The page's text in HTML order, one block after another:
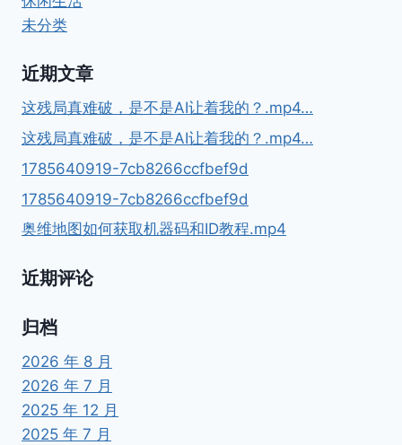
未分类
近期文章
这残局真难破，是不是AI让着我的？.mp4…
这残局真难破，是不是AI让着我的？.mp4…
1785640919-7cb8266ccfbef9d
1785640919-7cb8266ccfbef9d
奥维地图如何获取机器码和ID教程.mp4
近期评论
归档
2026 年 8 月
2026 年 7 月
2025 年 12 月
2025 年 7 月